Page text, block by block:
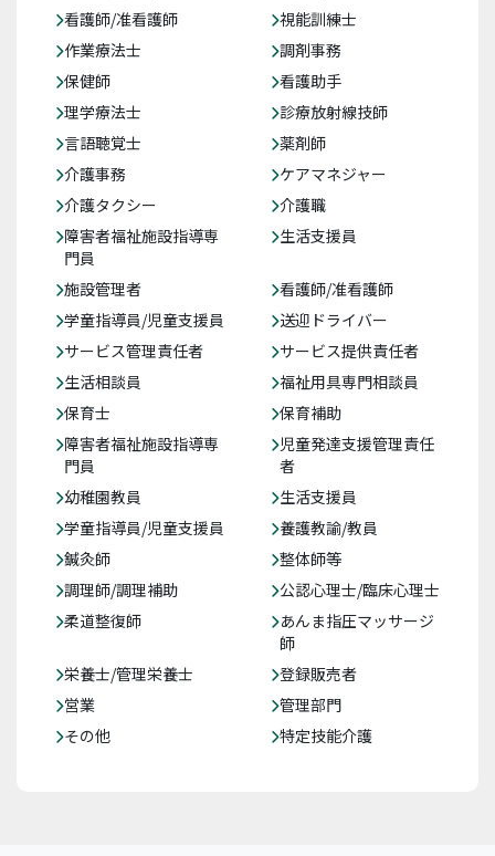
看護師/准看護師
視能訓練士
作業療法士
調剤事務
保健師
看護助手
理学療法士
診療放射線技師
言語聴覚士
薬剤師
介護事務
ケアマネジャー
介護タクシー
介護職
障害者福祉施設指導専
門員
生活支援員
施設管理者
看護師/准看護師
学童指導員/児童支援員
送迎ドライバー
サービス管理責任者
サービス提供責任者
生活相談員
福祉用具専門相談員
保育士
保育補助
障害者福祉施設指導専
門員
児童発達支援管理責任
者
幼稚園教員
生活支援員
学童指導員/児童支援員
養護教諭/教員
鍼灸師
整体師等
調理師/調理補助
公認心理士/臨床心理士
柔道整復師
あんま指圧マッサージ
師
栄養士/管理栄養士
登録販売者
営業
管理部門
その他
特定技能介護